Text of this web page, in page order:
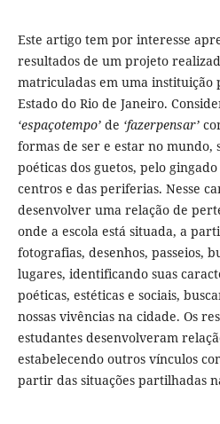
Este artigo tem por interesse
resultados de um projeto
matriculadas em uma instituição
Estado do Rio de Janeiro.
‘espaçotempo’ de ‘fazerpensar’
formas de ser e estar no mundo,
poéticas dos guetos, pelo
centros e das periferias. Nesse
desenvolver uma relação de
onde a escola está situada, a
fotografias, desenhos, passeios,
lugares, identificando suas
poéticas, estéticas e sociais,
nossas vivências na cidade. Os
estudantes desenvolveram
estabelecendo outros vínculos
partir das situações partilhadas